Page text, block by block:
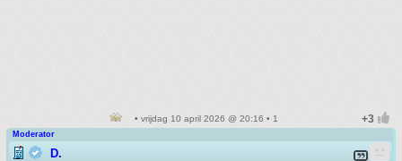
• vrijdag 10 april 2026 @ 20:16 • 1
Moderator
D.